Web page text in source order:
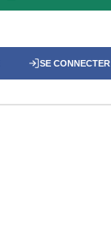
SE CONNECTER